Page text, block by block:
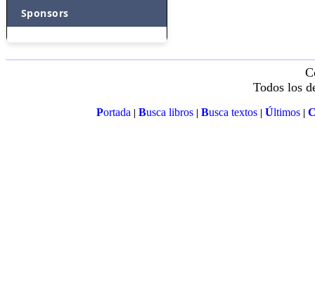
Sponsors
Todos los
Portada| Busca libros| Busca textos| Últimos|